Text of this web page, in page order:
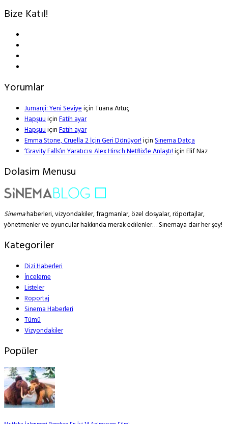
Bize Katıl!
Yorumlar
Jumanji: Yeni SeviyeiçinTuana Artuç
HapşuuiçinFatih ayar
HapşuuiçinFatih ayar
Emma Stone, Cruella 2 İçin Geri Dönüyor!içinSinema Datça
‘Gravity Falls’ın Yaratıcısı Alex Hirsch Netflix’le Anlaştı!içinElif Naz
Dolasim Menusu
Sinemahaberleri, vizyondakiler, fragmanlar, özel dosyalar, röportajlar,
yönetmenler ve oyuncular hakkında merak edilenler… Sinemaya dair her şey!
Kategoriler
Dizi Haberleri
İnceleme
Listeler
Röportaj
Sinema Haberleri
Tümü
Vizyondakiler
Popüler